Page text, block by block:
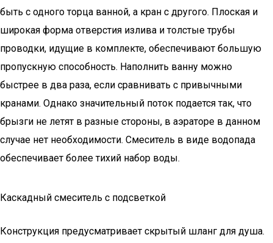
быть с одного торца ванной, а кран с другого. Плоская и
широкая форма отверстия излива и толстые трубы
проводки, идущие в комплекте, обеспечивают большую
пропускную способность. Наполнить ванну можно
быстрее в два раза, если сравнивать с привычными
кранами. Однако значительный поток подается так, что
брызги не летят в разные стороны, в аэраторе в данном
случае нет необходимости. Смеситель в виде водопада
обеспечивает более тихий набор воды.
Каскадный смеситель с подсветкой
Конструкция предусматривает скрытый шланг для душа.